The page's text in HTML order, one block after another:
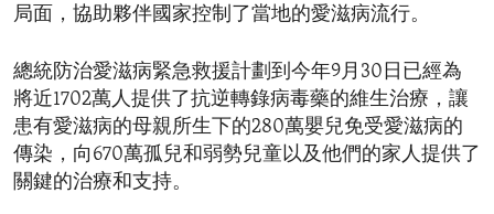
局面，協助夥伴國家控制了當地的愛滋病流行。
總統防治愛滋病緊急救援計劃到今年9月30日已經為
將近1702萬人提供了抗逆轉錄病毒藥的維生治療，讓
患有愛滋病的母親所生下的280萬嬰兒免受愛滋病的
傳染，向670萬孤兒和弱勢兒童以及他們的家人提供了
關鍵的治療和支持。